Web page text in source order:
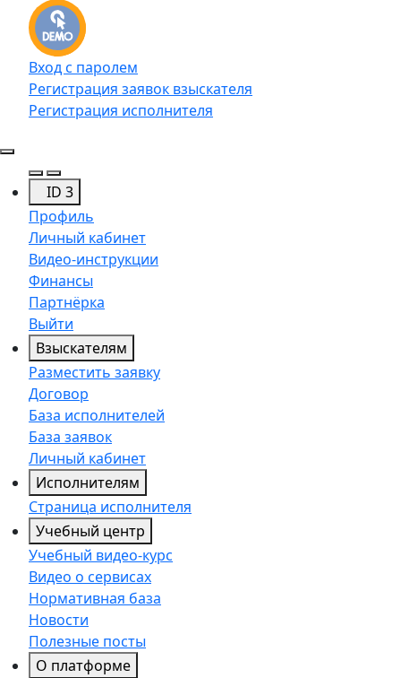
Вход с паролем
Регистрация заявок взыскателя
Регистрация исполнителя
ID 3
Профиль
Личный кабинет
Видео-инструкции
Финансы
Партнёрка
Выйти
Взыскателям
Разместить заявку
Договор
База исполнителей
База заявок
Личный кабинет
Исполнителям
Страница исполнителя
Учебный центр
Учебный видео-курс
Видео о сервисах
Нормативная база
Новости
Полезные посты
О платформе